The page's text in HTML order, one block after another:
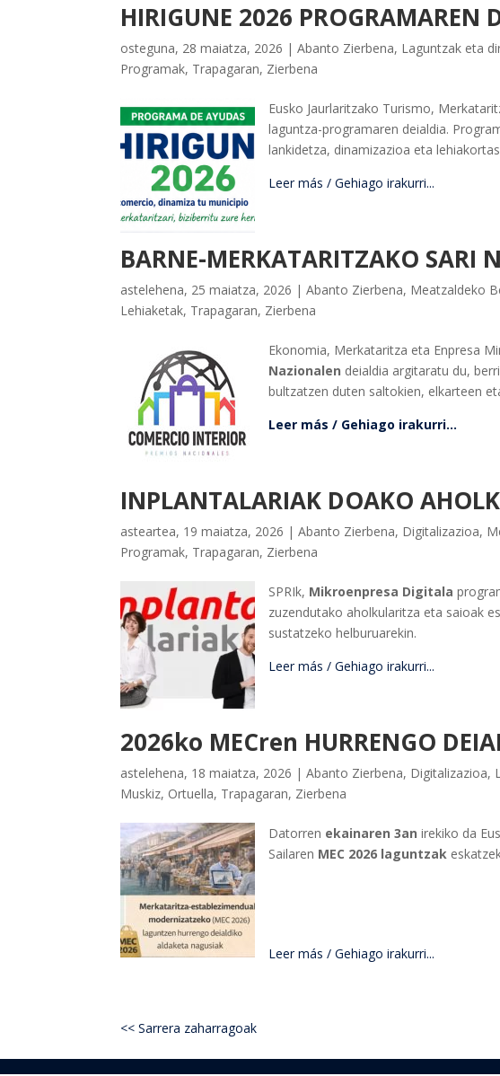
HIRIGUNE 2026 PROGRAMAREN
osteguna, 28 maiatza, 2026 |Abanto Zierbena, Laguntzak eta
Programak, Trapagaran, Zierbena
Eusko Jaurlaritzako Turismo,
laguntza-programaren deialdia.
lankidetza, dinamizazioa eta
Leer más / Gehiago irakurri...
BARNE-MERKATARITZAKO SARI
astelehena, 25 maiatza, 2026 |Abanto Zierbena, Meatzaldeko
Lehiaketak, Trapagaran, Zierbena
Ekonomia, Merkataritza eta Enpresa
Nazionalen deialdia argitaratu du,
bultzatzen duten saltokien, elkarteen
Leer más / Gehiago irakurri...
INPLANTALARIAK DOAKO
asteartea, 19 maiatza, 2026 |Abanto Zierbena, Digitalizazioa,
Programak, Trapagaran, Zierbena
SPRIk, Mikroenpresa Digitala
zuzendutako aholkularitza eta saioak
sustatzeko helburuarekin.
Leer más / Gehiago irakurri...
2026ko MECren HURRENGO
astelehena, 18 maiatza, 2026 |Abanto Zierbena, Digitalizazioa,
Muskiz, Ortuella, Trapagaran, Zierbena
Datorren ekainaren 3an irekiko da
Sailaren MEC 2026 laguntzak
Leer más / Gehiago irakurri...
<< Sarrera zaharragoak